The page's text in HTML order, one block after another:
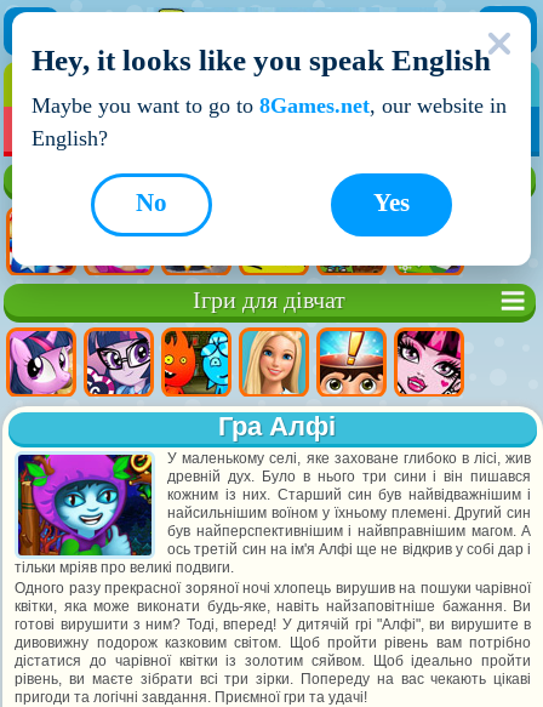
НОВІ ІГРИ
Ігри для дівчат
Гра Алфі
У маленькому селі, яке заховане глибоко в лісі, жив
древній дух. Було в нього три сини і він пишався
кожним із них. Старший син був найвідважнішим і
найсильнішим воїном у їхньому племені. Другий син
був найперспективнішим і найвправнішим магом. А
ось третій син на ім'я Алфі ще не відкрив у собі дар і
тільки мріяв про великі подвиги.
Одного разу прекрасної зоряної ночі хлопець вирушив на пошуки чарівної
квітки, яка може виконати будь-яке, навіть найзаповітніше бажання. Ви
готові вирушити з ним? Тоді, вперед! У дитячій грі "Алфі", ви вирушите в
дивовижну подорож казковим світом. Щоб пройти рівень вам потрібно
дістатися до чарівної квітки із золотим сяйвом. Щоб ідеально пройти
рівень, ви маєте зібрати всі три зірки. Попереду на вас чекають цікаві
пригоди та логічні завдання. Приємної гри та удачі!
Hey, it looks like you speak English
Maybe you want to go to 8Games.net, our website in
English?
Yes
No